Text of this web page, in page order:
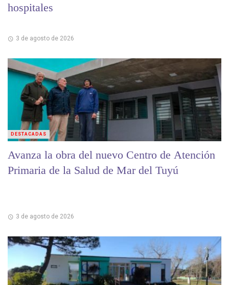
hospitales
3 de agosto de 2026
Avanza la obra del nuevo Centro de Atención
Primaria de la Salud de Mar del Tuyú
3 de agosto de 2026
DESTACADAS